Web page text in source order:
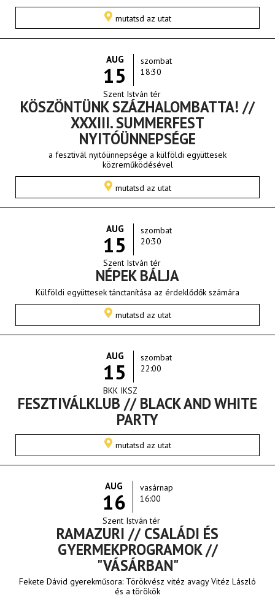
mutatsd az utat
AUG
15
szombat
18:30
Szent István tér
KÖSZÖNTÜNK SZÁZHALOMBATTA! //
XXXIII. SUMMERFEST
NYITÓÜNNEPSÉGE
a fesztivál nyitóünnepsége a külföldi együttesek
közreműködésével
mutatsd az utat
AUG
15
szombat
20:30
Szent István tér
NÉPEK BÁLJA
Külföldi együttesek tánctanítása az érdeklődők számára
mutatsd az utat
AUG
15
szombat
22:00
BKK IKSZ
FESZTIVÁLKLUB // BLACK AND WHITE
PARTY
mutatsd az utat
AUG
16
vasárnap
16:00
Szent István tér
RAMAZURI // CSALÁDI ÉS
GYERMEKPROGRAMOK //
"VÁSÁRBAN"
Fekete Dávid gyerekműsora: Törökvész vitéz avagy Vitéz László
és a törökök